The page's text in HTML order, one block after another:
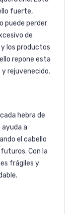
fuerte,
puede perder
de
los productos
repone esta
rejuvenecido.
hebra de
a
el cabello
Con la
frágiles y